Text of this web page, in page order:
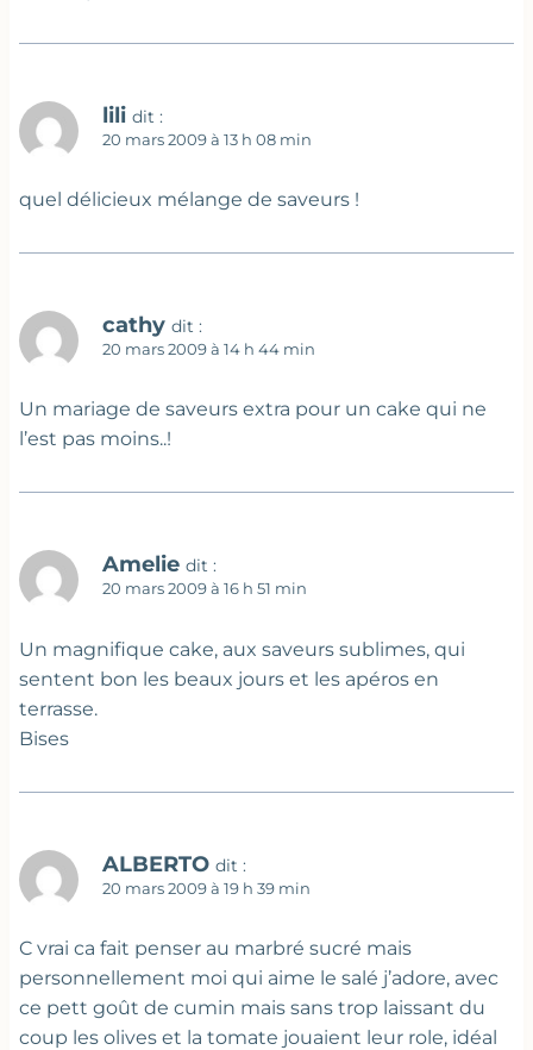
lili dit :
20 mars 2009 à 13 h 08 min
quel délicieux mélange de saveurs !
cathy dit :
20 mars 2009 à 14 h 44 min
Un mariage de saveurs extra pour un cake qui ne
l’est pas moins..!
Amelie dit :
20 mars 2009 à 16 h 51 min
Un magnifique cake, aux saveurs sublimes, qui
sentent bon les beaux jours et les apéros en
terrasse.
Bises
ALBERTO dit :
20 mars 2009 à 19 h 39 min
C vrai ca fait penser au marbré sucré mais
personnellement moi qui aime le salé j’adore, avec
ce pett goût de cumin mais sans trop laissant du
coup les olives et la tomate jouaient leur role, idéal